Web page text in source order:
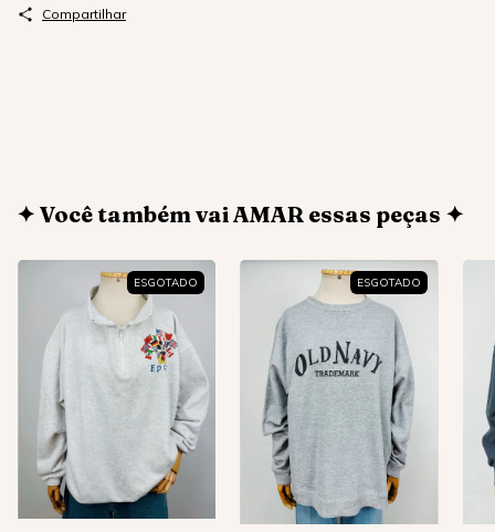
Compartilhar
✦ Você também vai AMAR essas peças ✦
ESGOTADO ESGOTADO